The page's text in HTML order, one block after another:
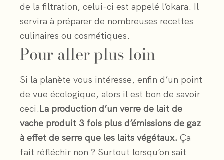
de la filtration, celui-ci est appelé l’okara. Il
servira à préparer de nombreuses recettes
culinaires ou cosmétiques.
Pour aller plus loin
Si la planète vous intéresse, enfin d’un point
de vue écologique, alors il est bon de savoir
ceci.La production d’un verre de lait de
vache produit 3 fois plus d’émissions de gaz
à effet de serre que les laits végétaux. Ça
fait réfléchir non ? Surtout lorsqu’on sait